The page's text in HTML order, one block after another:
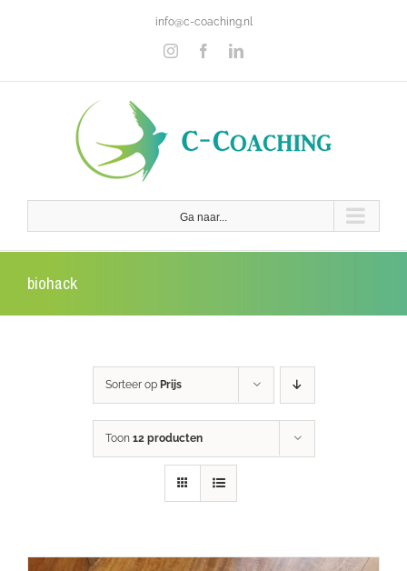
info@c-coaching.nl
InstagramFacebookLinkedIn
Ga naar...
biohack
Sorteer op Prijs
Toon 12 producten